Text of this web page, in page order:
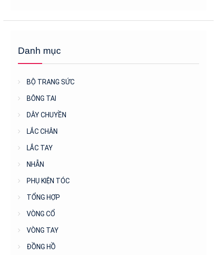
Danh mục
BỘ TRANG SỨC
BÔNG TAI
DÂY CHUYỀN
LẮC CHÂN
LẮC TAY
NHẪN
PHỤ KIỆN TÓC
TỔNG HỢP
VÒNG CỔ
VÒNG TAY
ĐỒNG HỒ